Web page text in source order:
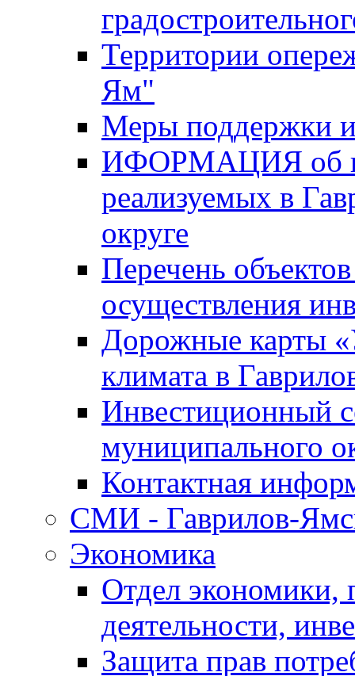
Территории
Ям"
Меры поддержки
ИФОРМАЦИЯ об
реализуемых в
округе
Перечень
осуществления
Дорожные карты
климата в
Инвестиционный
муниципального
Контактная
СМИ - Гаврилов-
Экономика
Отдел экономики,
деятельности,
Защита прав